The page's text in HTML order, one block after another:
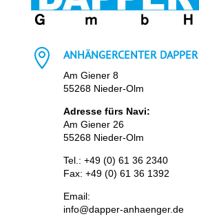
 ANHÄNGERCENTER
Am Giener 8
55268 Nieder-Olm
Adresse fürs Navi:
Am Giener 26
55268 Nieder-Olm
Tel.: +49 (0) 61 36 2340
Fax: +49 (0) 61 36 1392
Email:
info@dapper-anhaenger.de